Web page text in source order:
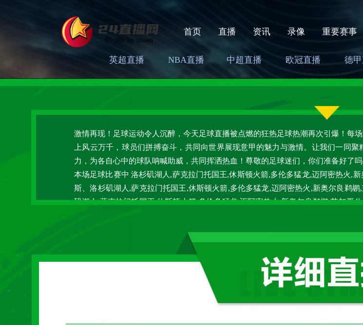
首页 直播 资讯 录像 重要赛事
英超直播 NBA直播 中超直播 欧冠直播 德
激情再现！足球运动令人沉醉，今天足球直播被点燃的狂热足球热潮再次引爆！每
上风云万千，球员们拼搏奋斗，共同向世界展现意甲的魅力与激情。让我们一同
力，为各自心中的球队呐喊助威，共同挥洒热血！尊敬的足球迷们，你们准备好了
本场足球比赛中 洛杉矶湖人,萨克拉门托国王,休斯顿火箭,多伦多猛龙,迈阿密热火,
斯、洛杉矶湖人,萨克拉门托国王,休斯顿火箭,多伦多猛龙,迈阿密热火,新奥尔良鹈
矶湖人,萨克拉门托国王,休斯顿火箭,多伦多猛龙,迈阿密热火,新奥尔良鹈鹕,芝加哥